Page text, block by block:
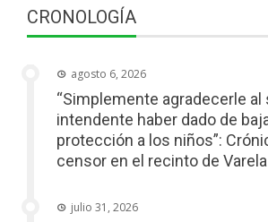
CRONOLOGÍA
agosto 6, 2026
“Simplemente agradecerle al
intendente haber dado de
protección a los niños”:
censor en el recinto de Varela
julio 31, 2026